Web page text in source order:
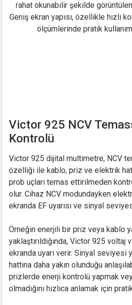
rahat okunabilir şekilde
Geniş ekran yapısı, özellikle hızlı
ölçümlerinde pratik
Victor 925 NCV
Kontrolü
Victor 925 dijital multimetre, NCV
özelliği ile kablo, priz ve elektrik
prob uçları temas ettirilmeden
olur. Cihaz NCV modundayken
ekranda EF uyarısı ve sinyal
Örneğin enerjili bir priz veya kablo
yaklaştırıldığında, Victor 925 voltaj
ekranda uyarı verir. Sinyal
hattına daha yakın olunduğu
prizlerde enerji kontrolü yapmak
olmadığını hızlıca anlamak için